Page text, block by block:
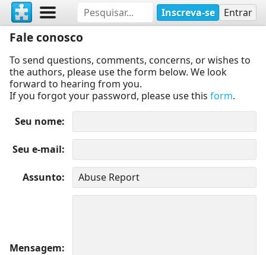
Inscreva-se Entrar
Fale conosco
To send questions, comments, concerns, or wishes to
the authors, please use the form below. We look
forward to hearing from you.
If you forgot your password, please use this form.
Seu nome
Seu e-mail
Assunto
Mensagem